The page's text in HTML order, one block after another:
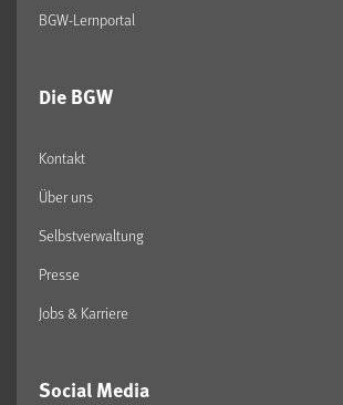
BGW-Lernportal
Die BGW
Kontakt
Über uns
Selbstverwaltung
Presse
Jobs & Karriere
Social Media